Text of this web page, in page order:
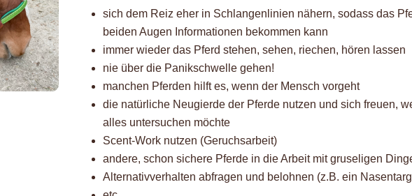
sich dem Reiz eher in Schlangenlinien nähern, sodass das
beiden Augen Informationen bekommen kann
immer wieder das Pferd stehen, sehen, riechen, hören lassen
nie über die Panikschwelle gehen!
manchen Pferden hilft es, wenn der Mensch vorgeht
die natürliche Neugierde der Pferde nutzen und sich freuen,
alles untersuchen möchte
Scent-Work nutzen (Geruchsarbeit)
andere, schon sichere Pferde in die Arbeit mit gruseligen
Alternativverhalten abfragen und belohnen (z.B. ein